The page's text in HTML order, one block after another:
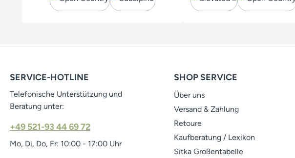
SERVICE-HOTLINE
Telefonische Unterstützung und
Beratung unter:
+49 521-93 44 69 72
Mo, Di, Do, Fr: 10:00 - 17:00 Uhr
SHOP SERVICE
Über uns
Versand & Zahlung
Retoure
Kaufberatung / Lexikon
Sitka Größentabelle